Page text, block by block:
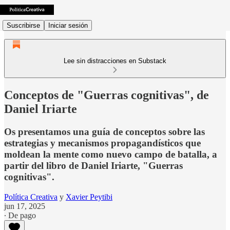
Suscribirse Iniciar sesión
Lee sin distracciones en Substack
Conceptos de "Guerras cognitivas", de
Daniel Iriarte
Os presentamos una guía de conceptos sobre las
estrategias y mecanismos propagandísticos que
moldean la mente como nuevo campo de batalla, a
partir del libro de Daniel Iriarte, "Guerras
cognitivas".
Política Creativa y Xavier Peytibi
jun 17, 2025
∙ De pago